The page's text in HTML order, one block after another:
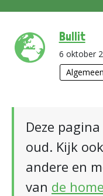
Bullit
6 oktober
Algemeen
Deze
oud. Kijk
andere en
van de